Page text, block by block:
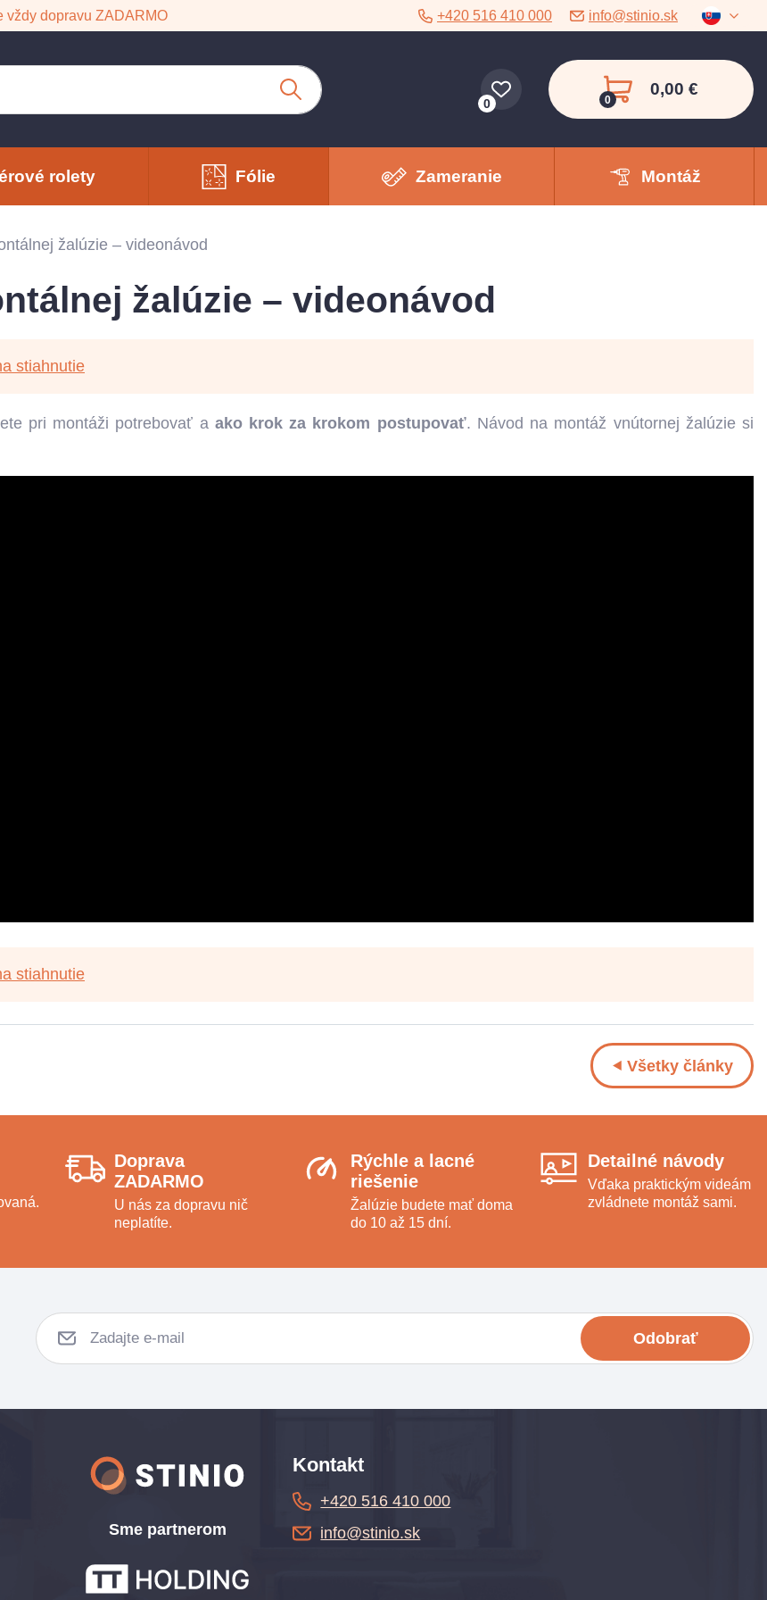
vždy dopravu ZADARMO +420 516 410 000 info@stinio.sk
0 0
0,00 €
rolety Fólie Zameranie Montáž
žalúzie – videonávod
žalúzie – videonávod
stiahnutie
pri montáži potrebovať a ako krok za krokom postupovať. Návod na montáž vnútornej žalúzie si
stiahnutie
Všetky články
Doprava
ZADARMO
U nás za dopravu nič
neplatíte.
Rýchle a lacné
riešenie
Žalúzie budete mať doma
do 10 až 15 dní.
Detailné návody
Vďaka praktickým videám
zvládnete montáž sami.
Odobrať
Sme partnerom
Kontakt
+420 516 410 000
info@stinio.sk